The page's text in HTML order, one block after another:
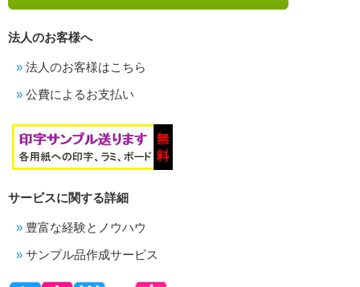
法人のお客様へ
法人のお客様はこちら
公費によるお支払い
サービスに関する詳細
豊富な経験とノウハウ
サンプル品作成サービス